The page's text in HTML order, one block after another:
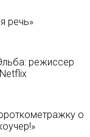
речь»
режиссер
о